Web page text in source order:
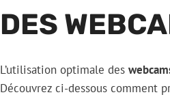
DES
L’utilisation optimale des
Découvrez ci-dessous